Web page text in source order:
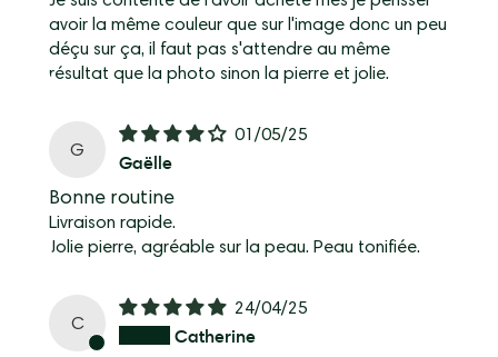
avoir la même couleur que sur l'image donc un peu
déçu sur ça, il faut pas s'attendre au même
résultat que la photo sinon la pierre et jolie.
G
01/05/25
Gaëlle
Bonne routine
Livraison rapide.
Jolie pierre, agréable sur la peau. Peau tonifiée.
C
24/04/25
Catherine